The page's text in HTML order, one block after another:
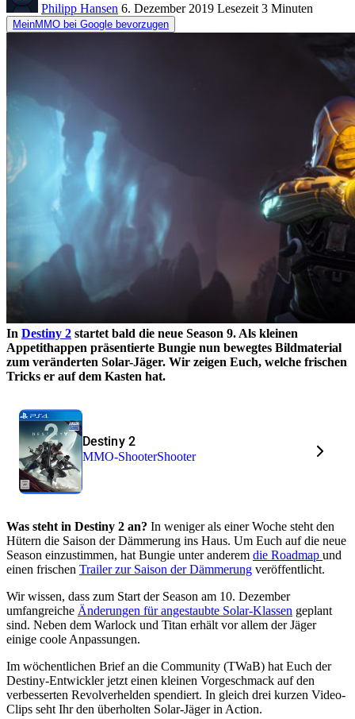
Philipp Hansen 6. Dezember 2019 Lesezeit 3 Minuten
MeinMMO bei Google bevorzugen
In Destiny 2 startet bald die neue Season 9. Als kleinen
Appetithappen präsentierte Bungie nun bewegtes Bildmaterial
zum veränderten Solar-Jäger. Wir zeigen Euch, welche frischen
Tricks er auf dem Kasten hat.
Destiny 2
MMO-ShooterShooter
Was steht in Destiny 2 an? In weniger als einer Woche steht den
Hütern die Saison der Dämmerung ins Haus. Um Euch auf die neue
Season einzustimmen, hat Bungie unter anderem die Roadmap und
einen frischen Trailer zur Saison der Dämmerung veröffentlicht.
Wir wissen, dass zum Start der Season am 10. Dezember
umfangreiche Änderungen für angestaubte Solar-Klassen geplant
sind. Neben dem Warlock und Titan erhält vor allem der Jäger
einige coole Anpassungen.
Im wöchentlichen Brief an die Community (TWaB) hat Euch der
Destiny-Entwickler jetzt einen kleinen Vorgeschmack auf den
verbesserten Revolverhelden spendiert. In gleich drei kurzen Video-
Clips seht Ihr den überholten Solar-Jäger in Action.